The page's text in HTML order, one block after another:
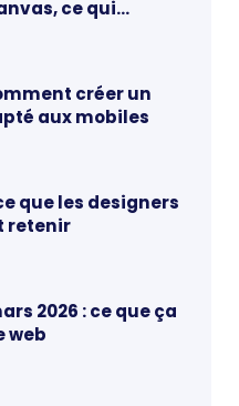
ce qui
designers
créer un
aux mobiles
que les designers
retenir
2026 : ce que ça
web